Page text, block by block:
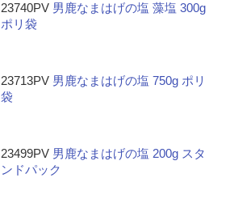
23740PV 男鹿なまはげの塩 藻塩 300g
ポリ袋
23713PV 男鹿なまはげの塩 750g ポリ
袋
23499PV 男鹿なまはげの塩 200g スタ
ンドパック